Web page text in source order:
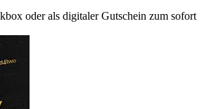
oder als digitaler Gutschein zum sofort